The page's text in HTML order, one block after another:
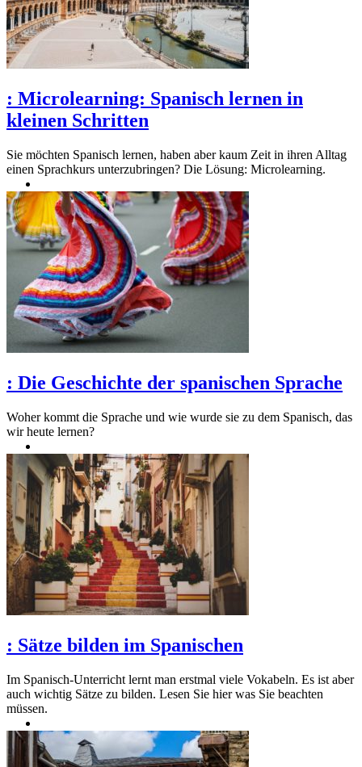
: Microlearning: Spanisch lernen in
kleinen Schritten
Sie möchten Spanisch lernen, haben aber kaum Zeit in ihren Alltag
einen Sprachkurs unterzubringen? Die Lösung: Microlearning.
: Die Geschichte der spanischen Sprache
Woher kommt die Sprache und wie wurde sie zu dem Spanisch, das
wir heute lernen?
: Sätze bilden im Spanischen
Im Spanisch-Unterricht lernt man erstmal viele Vokabeln. Es ist aber
auch wichtig Sätze zu bilden. Lesen Sie hier was Sie beachten
müssen.